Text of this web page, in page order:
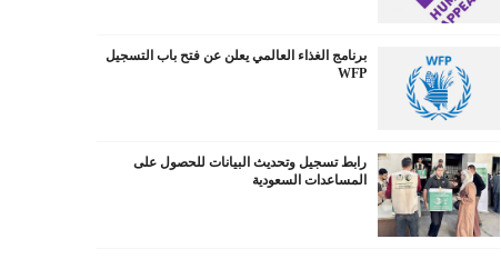
برنامج الغذاء العالمي يعلن عن فتح باب التسجيل
WFP
رابط تسجيل وتحديث البيانات للحصول على
المساعدات السعودية